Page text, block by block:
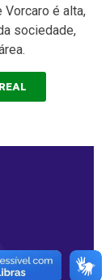
é alta,
sociedade,